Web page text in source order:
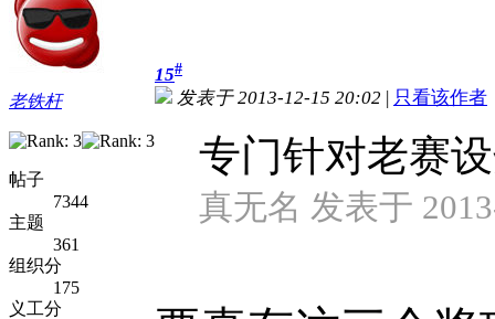
老铁杆
帖子
7344
主题
361
组织分
175
义工分
15#
发表于 2013-12-15 20:02 | 只看该作者
专门针对老赛
真无名 发表于